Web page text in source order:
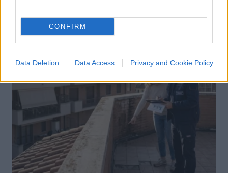
CONFIRM
Data Deletion Data Access Privacy and Cookie Policy